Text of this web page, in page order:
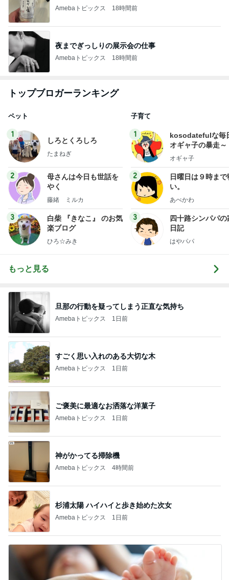
Amebaトピックス 18時間前
夜までぎっしりの展示会の仕事
Amebaトピックス 18時間前
トップブロガーランキング
ペット
1
しろとくろしろ
たまねぎ
2
母さんは今日も世話を
やく
藤緒 ミルカ
3
白柴 『きなこ』 のお気
楽ブログ
ひろ☆みき
子育て
1
kosodatefulな毎
オギャ子の暴走～
オギャ子
2
日曜日は９時まで
い。
あべかわ
3
四十路シンパパの
日記
はやパパ
もっと見る
旦那の行動を疑ってしまう正直な気持ち
Amebaトピックス 1日前
すごく思い入れのある大切な木
Amebaトピックス 1日前
ご褒美に最適なお洒落な洋菓子
Amebaトピックス 1日前
神がかってる掃除機
Amebaトピックス 4時間前
杉浦太陽 ハイハイと歩き始めた次女
Amebaトピックス 1日前